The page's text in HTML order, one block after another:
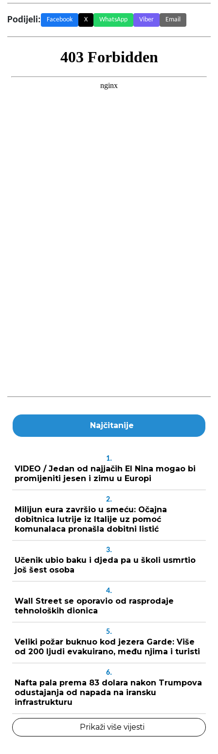
Podijeli: Facebook X WhatsApp Viber Email
Najčitanije
1.
VIDEO / Jedan od najjačih El Nina mogao bi
promijeniti jesen i zimu u Europi
2.
Milijun eura završio u smeću: Očajna
dobitnica lutrije iz Italije uz pomoć
komunalaca pronašla dobitni listić
3.
Učenik ubio baku i djeda pa u školi usmrtio
još šest osoba
4.
Wall Street se oporavio od rasprodaje
tehnoloških dionica
5.
Veliki požar buknuo kod jezera Garde: Više
od 200 ljudi evakuirano, među njima i turisti
6.
Nafta pala prema 83 dolara nakon Trumpova
odustajanja od napada na iransku
infrastrukturu
Prikaži više vijesti